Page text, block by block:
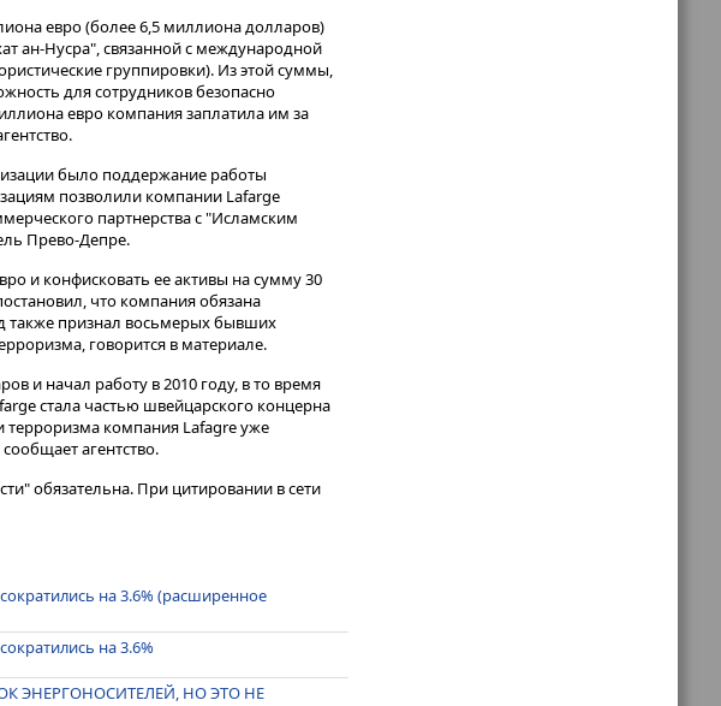
евро (более 6,5 миллиона долларов)
ан-Нусра", связанной с международной
группировки). Из этой суммы,
для сотрудников безопасно
евро компания заплатила им за
было поддержание работы
позволили компании Lafarge
партнерства с "Исламским
Прево-Депре.
и конфисковать ее активы на сумму 30
что компания обязана
также признал восьмерых бывших
говорится в материале.
и начал работу в 2010 году, в то время
стала частью швейцарского концерна
терроризма компания Lafagre уже
агентство.
обязательна. При цитировании в сети
на 3.6% (расширенное
на 3.6%
ЭНЕРГОНОСИТЕЛЕЙ, НО ЭТО НЕ